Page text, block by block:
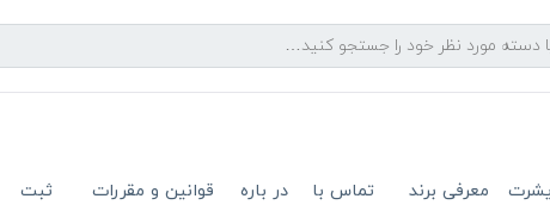
معرفی برند
تماس با
در باره
قوانین و مقررات
ثبت